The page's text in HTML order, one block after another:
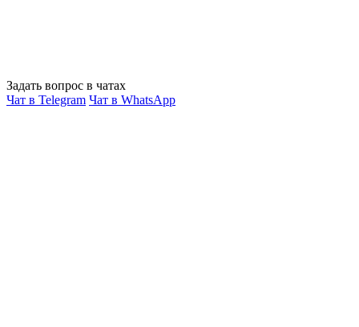
Задать вопрос в чатах
Чат в Telegram Чат в WhatsApp